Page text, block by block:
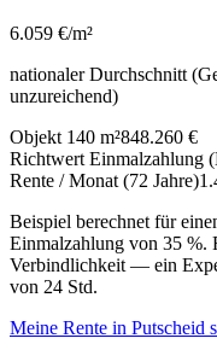
6.059 €/m²
nationaler Durchschnitt
unzureichend)
Objekt 140 m²848.260 €
Richtwert Einmalzahlung
Rente / Monat (72 Jahre)
Beispiel berechnet für
Einmalzahlung von 35 %.
Verbindlichkeit — ein
von 24 Std.
Meine Rente in Putscheid